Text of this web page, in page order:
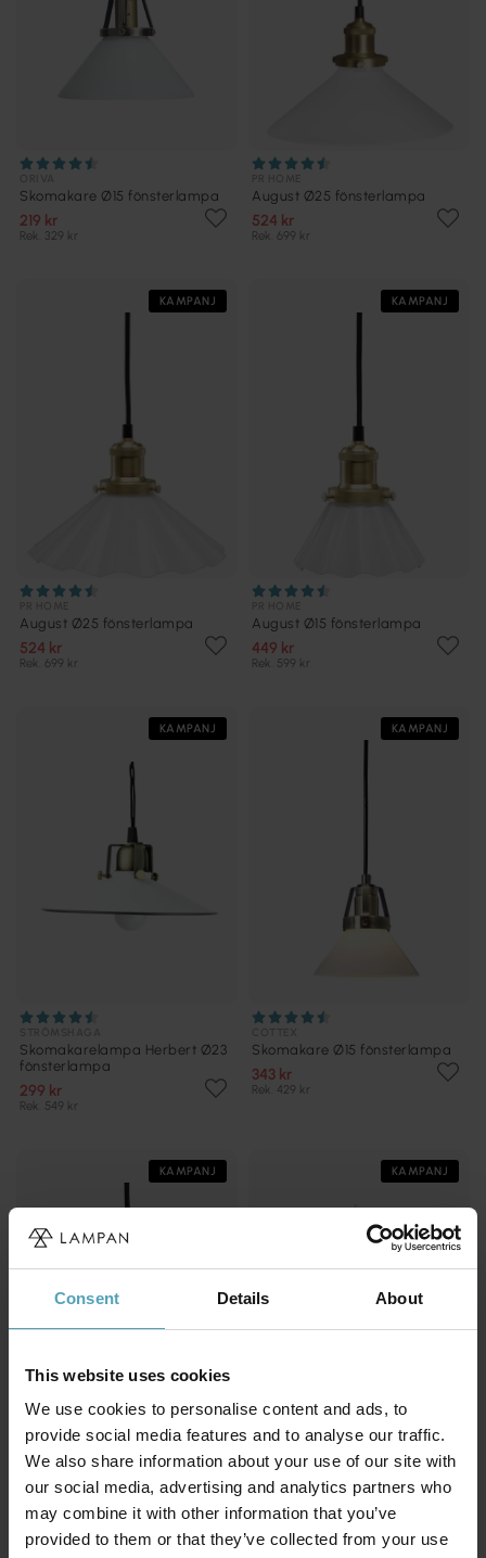
Consent Details About
This website uses cookies
We use cookies to personalise content and ads, to
provide social media features and to analyse our traffic.
We also share information about your use of our site with
our social media, advertising and analytics partners who
may combine it with other information that you’ve
provided to them or that they’ve collected from your use
Skomakare Ø15 fönsterlampa
219 kr
Rek. 329 kr
August Ø25 fönsterlampa
524 kr
Rek. 699 kr
KAMPANJ
August Ø25 fönsterlampa
524 kr
Rek. 699 kr
KAMPANJ
August Ø15 fönsterlampa
449 kr
Rek. 599 kr
KAMPANJ
Skomakarelampa Herbert Ø23
fönsterlampa
299 kr
Rek. 549 kr
KAMPANJ
Skomakare Ø15 fönsterlampa
343 kr
Rek. 429 kr
KAMPANJ
August Ø15 fönsterlampa
399 kr
Rek. 599 kr
KAMPANJ
Zoe Ø10 fönsterlampa
169 kr
Rek. 289 kr